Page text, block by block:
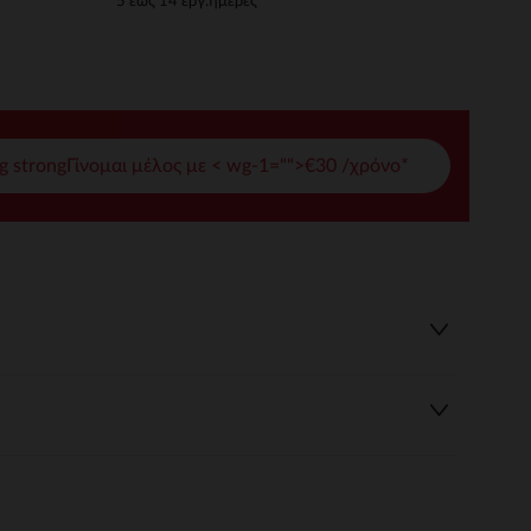
strongΓίνομαι μέλος με < wg-1="">€30 /χρόνο*